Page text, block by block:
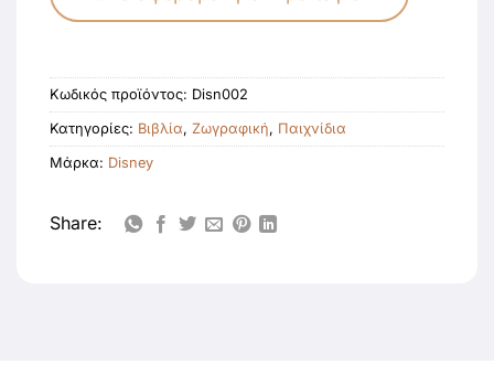
Κωδικός προϊόντος: Disn002
Κατηγορίες: Βιβλία, Ζωγραφική, Παιχνίδια
Μάρκα: Disney
Share: